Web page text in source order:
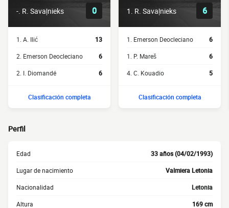
-. R. Savaļnieks 0
1. A. Ilić 13
2. Emerson Deocleciano 6
2. I. Diomandé 6
Clasificación completa
1. R. Savaļnieks 6
1. Emerson Deocleciano 6
1. P. Mareš 6
4. C. Kouadio 5
Clasificación completa
Perfil
Edad 33 años (04/02/1993)
Lugar de nacimiento Valmiera Letonia
Nacionalidad Letonia
Altura 169 cm